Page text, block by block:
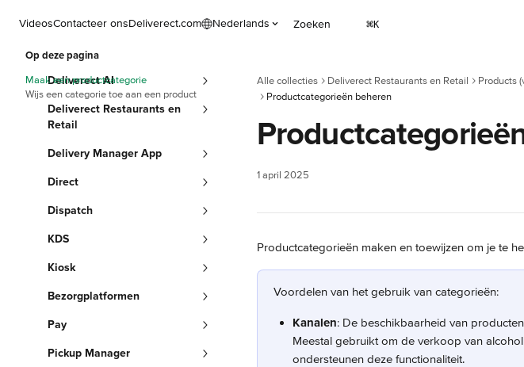
VideosContacteer onsDeliverect.com Nederlands Zoeken ⌘K
Deliverect AI
Deliverect Restaurants en
Retail
Delivery Manager App
Direct
Dispatch
KDS
Kiosk
Bezorgplatformen
Pay
Pickup Manager
Alle collecties Deliverect Restaurants en Retail Products
Productcategorieën beheren
1 april 2025
Productcategorieën maken en toewijzen om je te
Voordelen van het gebruik van categorieën:
Kanalen: De beschikbaarheid van
Meestal gebruikt om de verkoop van
ondersteunen deze functionaliteit.
Op deze pagina
Maak een productcategorie
Wijs een categorie toe aan een product